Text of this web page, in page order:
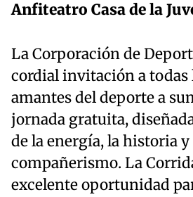
Anfiteatro Casa de la
La Corporación de
cordial invitación a todas
amantes del deporte a
jornada gratuita,
de la energía, la historia y
compañerismo. La
excelente oportunidad